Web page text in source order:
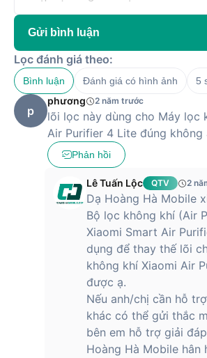
Gửi bình luận
Lọc đánh giá theo:
Bình luận Đánh giá có hình ảnh 5
p
phương 2 năm trước
lõi lọc này dùng cho Máy lọc
Air Purifier 4 Lite đúng không
Phản hồi
Lê Tuấn Lộc QTV 2
Dạ Hoàng Hà Mobile
Bộ lọc không khí (Air
Xiaomi Smart Air
dụng để thay thế lõi
không khí Xiaomi Air
được ạ.
Nếu anh/chị cần hỗ
khác có thể gửi thắc
bên em hỗ trợ giải
Hoàng Hà Mobile hân